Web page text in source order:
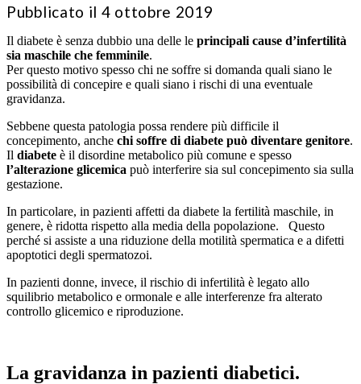
Pubblicato il 4 ottobre 2019
Il diabete è senza dubbio una delle le principali cause d’infertilità
sia maschile che femminile.
Per questo motivo spesso chi ne soffre si domanda quali siano le
possibilità di concepire e quali siano i rischi di una eventuale
gravidanza.
Sebbene questa patologia possa rendere più difficile il
concepimento, anche chi soffre di diabete può diventare genitore.
Il diabete è il disordine metabolico più comune e spesso
l’alterazione glicemica può interferire sia sul concepimento sia sulla
gestazione.
In particolare, in pazienti affetti da diabete la fertilità maschile, in
genere, è ridotta rispetto alla media della popolazione. Questo
perché si assiste a una riduzione della motilità spermatica e a difetti
apoptotici degli spermatozoi.
In pazienti donne, invece, il rischio di infertilità è legato allo
squilibrio metabolico e ormonale e alle interferenze fra alterato
controllo glicemico e riproduzione.
La gravidanza in pazienti diabetici.